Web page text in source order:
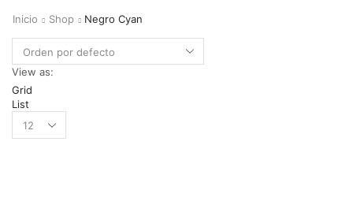
Inicio Shop Negro Cyan
View as:
Grid
List